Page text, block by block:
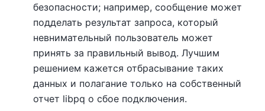
безопасности; например, сообщение может
подделать результат запроса, который
невнимательный пользователь может
принять за правильный вывод. Лучшим
решением кажется отбрасывание таких
данных и полагание только на собственный
отчет libpq о сбое подключения.